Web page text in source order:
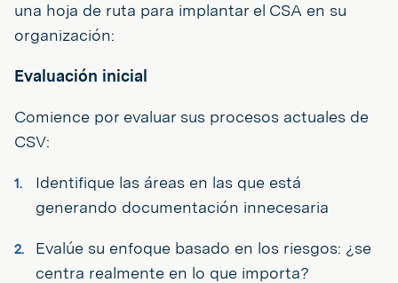
una hoja de ruta para implantar el CSA en su
organización:
Evaluación inicial
Comience por evaluar sus procesos actuales de
CSV:
Identifique las áreas en las que está
generando documentación innecesaria
Evalúe su enfoque basado en los riesgos: ¿se
centra realmente en lo que importa?